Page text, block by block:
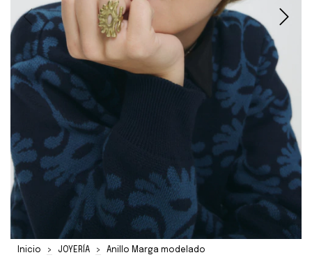
Inicio > JOYERÍA > Anillo Marga modelado